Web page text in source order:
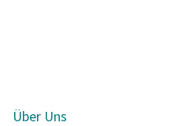
Über Uns